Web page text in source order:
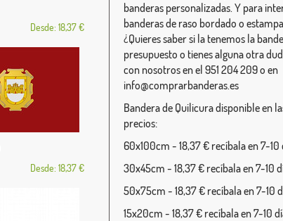
Desde: 18,37 €
Desde: 18,37 €
banderas personalizadas. Y para
banderas de raso bordado o
¿Quieres saber si la tenemos la
presupuesto o tienes alguna otra
con nosotros en el 951 204 209 o en
info@comprarbanderas.es
Bandera de Quilicura disponible en
precios:
60x100cm - 18,37 € recíbala en 7-10
30x45cm - 18,37 € recíbala en 7-10
50x75cm - 18,37 € recíbala en 7-10
15x20cm - 18,37 € recíbala en 7-10